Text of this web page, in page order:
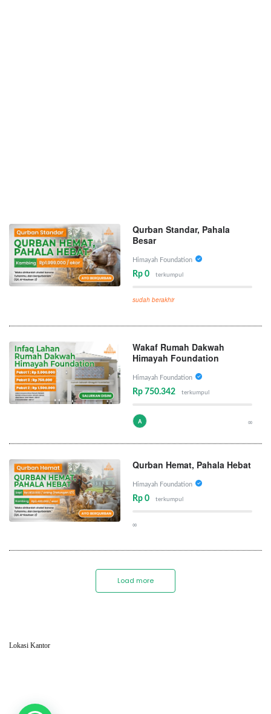
Qurban Standar, Pahala
Besar
Himayah Foundation
Rp 0 terkumpul
sudah berakhir
Wakaf Rumah Dakwah
Himayah Foundation
Himayah Foundation
Rp 750.342 terkumpul
A ∞
Qurban Hemat, Pahala Hebat
Himayah Foundation
Rp 0 terkumpul
∞
Load more
Lokasi Kantor